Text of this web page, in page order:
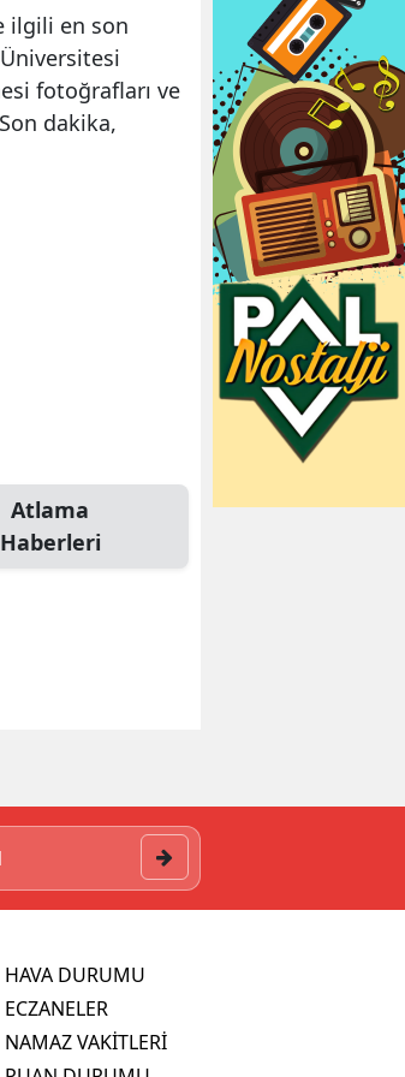
ilgili en son
fotoğrafları ve
dakika,
Atlama
Haberleri
HAVA DURUMU
ECZANELER
NAMAZ VAKİTLERİ